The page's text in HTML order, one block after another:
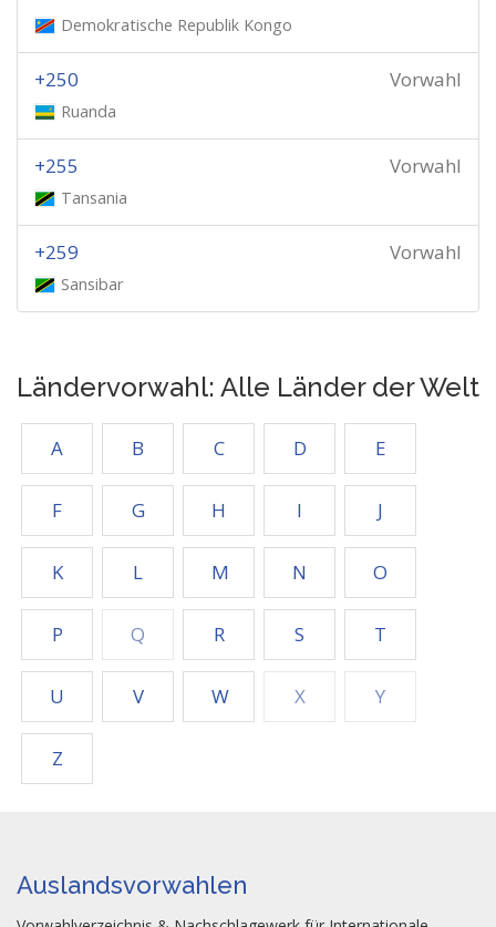
Demokratische Republik Kongo
Vorwahl
+250
Ruanda
Vorwahl
+255
Tansania
Vorwahl
+259
Sansibar
Ländervorwahl: Alle Länder der Welt
A B C D E
F G H I J
K L M N O
P Q R S T
U V W X Y
Z
Auslandsvorwahlen